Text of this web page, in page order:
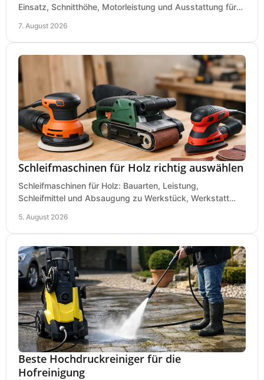
Einsatz, Schnitthöhe, Motorleistung und Ausstattung für
7. August 2026
Schleifmaschinen für Holz richtig auswählen
Schleifmaschinen für Holz: Bauarten, Leistung,
Schleifmittel und Absaugung zu Werkstück, Werkstatt
5. August 2026
Beste Hochdruckreiniger für die
Hofreinigung